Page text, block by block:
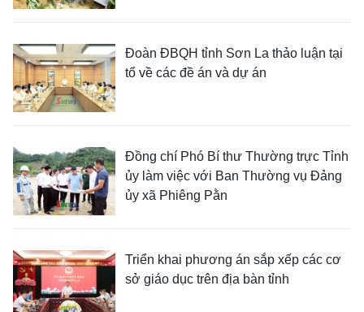
Đoàn ĐBQH tỉnh Sơn La thảo luận tại
tổ về các đề án và dự án
Đồng chí Phó Bí thư Thường trực Tỉnh
ủy làm việc với Ban Thường vụ Đảng
ủy xã Phiêng Pằn
Triển khai phương án sắp xếp các cơ
sở giáo dục trên địa bàn tỉnh